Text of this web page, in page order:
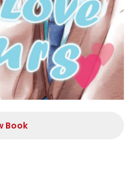
Book